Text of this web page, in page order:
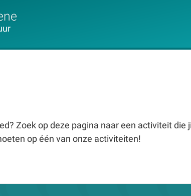
Zoek op deze pagina naar een activiteit die
op één van onze activiteiten!